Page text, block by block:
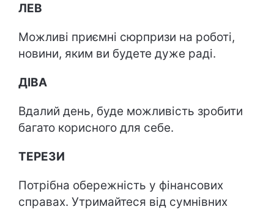
ЛЕВ
Можливі приємні сюрпризи на роботі,
новини, яким ви будете дуже раді.
ДІВА
Вдалий день, буде можливість зробити
багато корисного для себе.
ТЕРЕЗИ
Потрібна обережність у фінансових
справах. Утримайтеся від сумнівних